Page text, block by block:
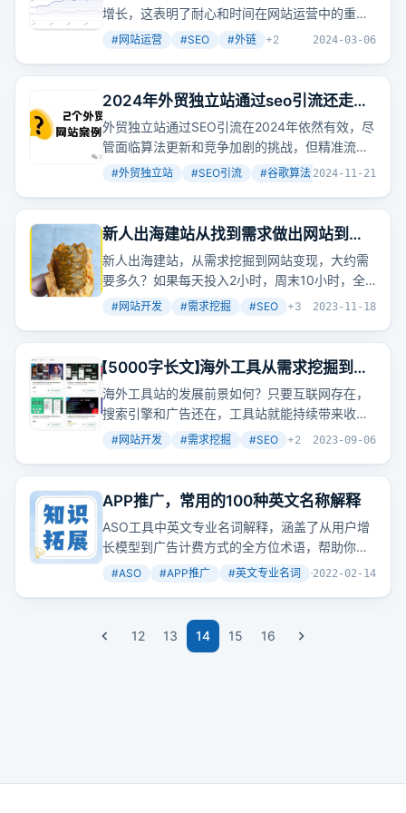
增长，这表明了耐心和时间在网站运营中的重要
性。
#网站运营 #SEO #外链 +2 2024-03-06
2024年外贸独立站通过seo引流还走得
通吗？2个外贸杂货铺网站案例告诉你！
外贸独立站通过SEO引流在2024年依然有效，尽
管面临算法更新和竞争加剧的挑战，但精准流量
的获取和低成本高回报的长期策略使其成为外贸
#外贸独立站 #SEO引流 #谷歌算法 +2
2024-11-21
新人出海建站从找到需求做出网站到成
功变现跑通闭环大概要多久？
新人出海建站，从需求挖掘到网站变现，大约需
要多久？如果每天投入2小时，周末10小时，全
栈开发者可能在五周内看到第一美元。但如果你
#网站开发 #需求挖掘 #SEO +3 2023-11-18
【5000字长文】海外工具从需求挖掘到网
站制作全流程让你一篇文章学会
海外工具站的发展前景如何？只要互联网存在，
搜索引擎和广告还在，工具站就能持续带来收
益。关键在于提供真正有用的工具，让用户自发
得用户的青睐。
#网站开发 #需求挖掘 #SEO +2 2023-09-06
APP推广，常用的100种英文名称解释
ASO工具中英文专业名词解释，涵盖了从用户增
长模型到广告计费方式的全方位术语，帮助你在
推广APP时更加得心应手。
#ASO #APP推广 #英文专业名词 +2
2022-02-14
12 13 14 15 16